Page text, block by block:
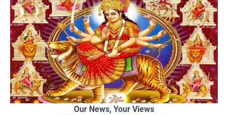
Our News, Your Views